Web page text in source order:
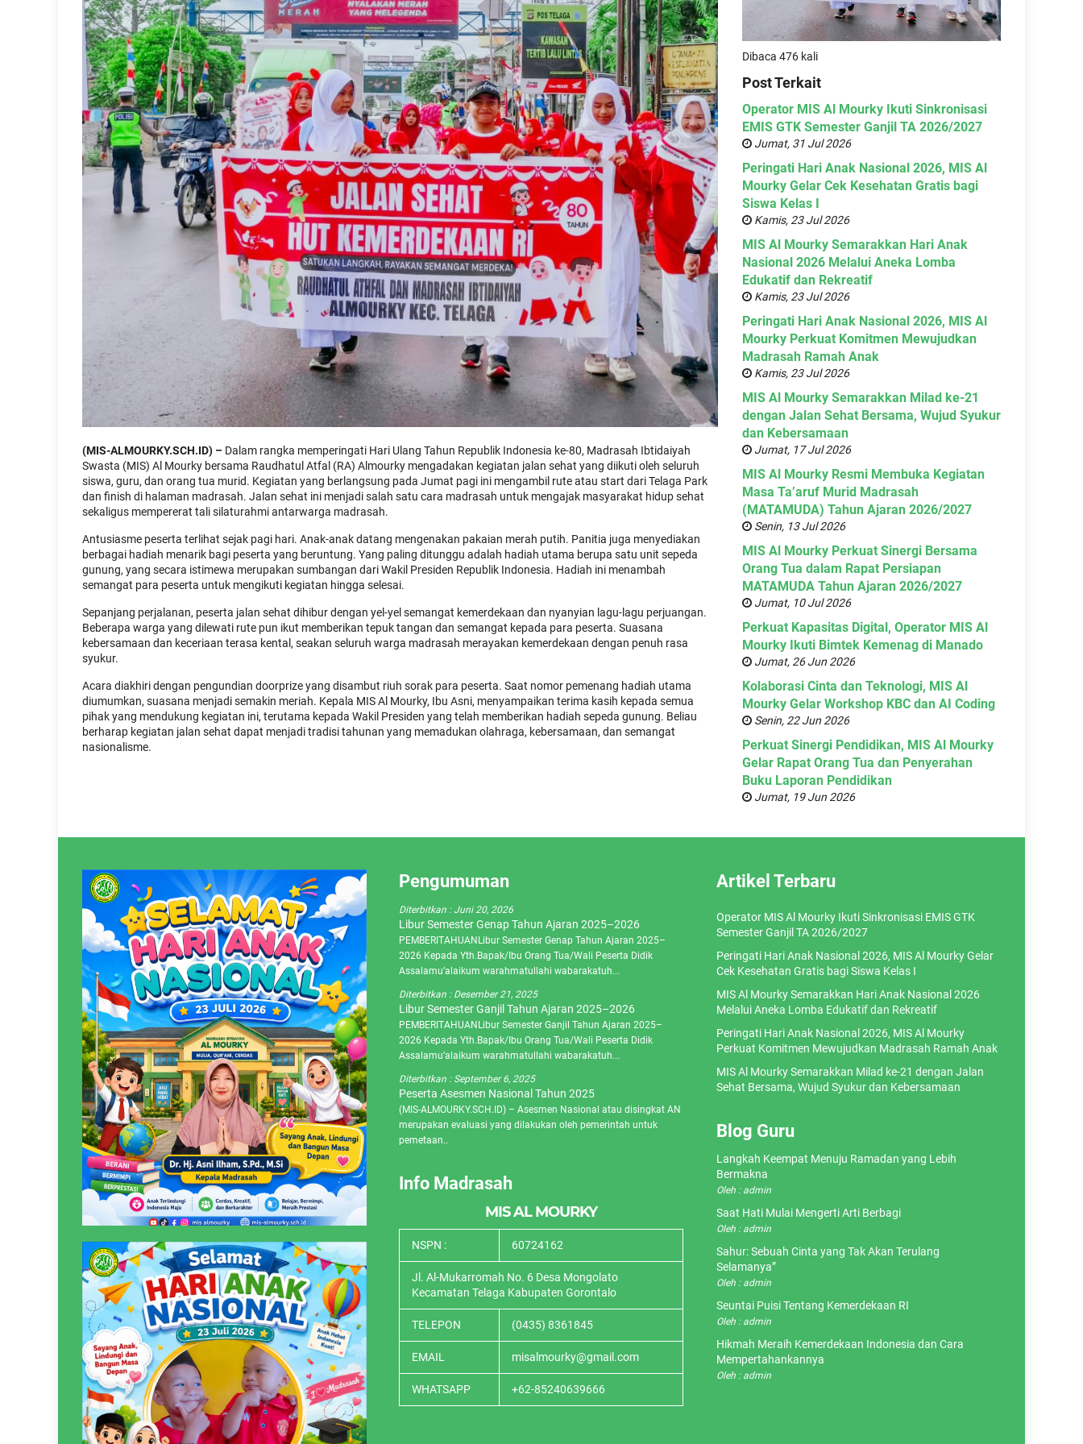
(MIS-ALMOURKY.SCH.ID) – Dalam rangka memperingati Hari Ulang Tahun Republik Indonesia ke-80, Madrasah Ibtidaiyah
Swasta (MIS) Al Mourky bersama Raudhatul Atfal (RA) Almourky mengadakan kegiatan jalan sehat yang diikuti oleh seluruh
siswa, guru, dan orang tua murid. Kegiatan yang berlangsung pada Jumat pagi ini mengambil rute atau start dari Telaga Park
dan finish di halaman madrasah. Jalan sehat ini menjadi salah satu cara madrasah untuk mengajak masyarakat hidup sehat
sekaligus mempererat tali silaturahmi antarwarga madrasah.
Antusiasme peserta terlihat sejak pagi hari. Anak-anak datang mengenakan pakaian merah putih. Panitia juga menyediakan
berbagai hadiah menarik bagi peserta yang beruntung. Yang paling ditunggu adalah hadiah utama berupa satu unit sepeda
gunung, yang secara istimewa merupakan sumbangan dari Wakil Presiden Republik Indonesia. Hadiah ini menambah
semangat para peserta untuk mengikuti kegiatan hingga selesai.
Sepanjang perjalanan, peserta jalan sehat dihibur dengan yel-yel semangat kemerdekaan dan nyanyian lagu-lagu perjuangan.
Beberapa warga yang dilewati rute pun ikut memberikan tepuk tangan dan semangat kepada para peserta. Suasana
kebersamaan dan keceriaan terasa kental, seakan seluruh warga madrasah merayakan kemerdekaan dengan penuh rasa
syukur.
Acara diakhiri dengan pengundian doorprize yang disambut riuh sorak para peserta. Saat nomor pemenang hadiah utama
diumumkan, suasana menjadi semakin meriah. Kepala MIS Al Mourky, Ibu Asni, menyampaikan terima kasih kepada semua
pihak yang mendukung kegiatan ini, terutama kepada Wakil Presiden yang telah memberikan hadiah sepeda gunung. Beliau
berharap kegiatan jalan sehat dapat menjadi tradisi tahunan yang memadukan olahraga, kebersamaan, dan semangat
nasionalisme.
Dibaca 476 kali
Post Terkait
Operator MIS Al Mourky Ikuti Sinkronisasi
EMIS GTK Semester Ganjil TA 2026/2027
Jumat, 31 Jul 2026
Peringati Hari Anak Nasional 2026, MIS Al
Mourky Gelar Cek Kesehatan Gratis bagi
Siswa Kelas I
Kamis, 23 Jul 2026
MIS Al Mourky Semarakkan Hari Anak
Nasional 2026 Melalui Aneka Lomba
Edukatif dan Rekreatif
Kamis, 23 Jul 2026
Peringati Hari Anak Nasional 2026, MIS Al
Mourky Perkuat Komitmen Mewujudkan
Madrasah Ramah Anak
Kamis, 23 Jul 2026
MIS Al Mourky Semarakkan Milad ke-21
dengan Jalan Sehat Bersama, Wujud Syukur
dan Kebersamaan
Jumat, 17 Jul 2026
MIS Al Mourky Resmi Membuka Kegiatan
Masa Ta’aruf Murid Madrasah
(MATAMUDA) Tahun Ajaran 2026/2027
Senin, 13 Jul 2026
MIS Al Mourky Perkuat Sinergi Bersama
Orang Tua dalam Rapat Persiapan
MATAMUDA Tahun Ajaran 2026/2027
Jumat, 10 Jul 2026
Perkuat Kapasitas Digital, Operator MIS Al
Mourky Ikuti Bimtek Kemenag di Manado
Jumat, 26 Jun 2026
Kolaborasi Cinta dan Teknologi, MIS Al
Mourky Gelar Workshop KBC dan AI Coding
Senin, 22 Jun 2026
Perkuat Sinergi Pendidikan, MIS Al Mourky
Gelar Rapat Orang Tua dan Penyerahan
Buku Laporan Pendidikan
Jumat, 19 Jun 2026
Pengumuman
Diterbitkan :Juni 20, 2026
Libur Semester Genap Tahun Ajaran 2025–2026
PEMBERITAHUANLibur Semester Genap Tahun Ajaran 2025–
2026 Kepada Yth.Bapak/Ibu Orang Tua/Wali Peserta Didik
Assalamu’alaikum warahmatullahi wabarakatuh...
Diterbitkan : Desember 21, 2025
Libur Semester Ganjil Tahun Ajaran 2025–2026
PEMBERITAHUANLibur Semester Ganjil Tahun Ajaran 2025–
2026 Kepada Yth.Bapak/Ibu Orang Tua/Wali Peserta Didik
Assalamu’alaikum warahmatullahi wabarakatuh...
Diterbitkan : September 6, 2025
Peserta Asesmen Nasional Tahun 2025
(MIS-ALMOURKY.SCH.ID) – Asesmen Nasional atau disingkat AN
merupakan evaluasi yang dilakukan oleh pemerintah untuk
pemetaan..
Info Madrasah
MIS AL MOURKY
NSPN : 60724162
Jl. Al-Mukarromah No. 6 Desa Mongolato
Kecamatan Telaga Kabupaten Gorontalo
TELEPON (0435) 8361845
EMAIL misalmourky@gmail.com
WHATSAPP +62-85240639666
Artikel Terbaru
Operator MIS Al Mourky Ikuti Sinkronisasi EMIS GTK
Semester Ganjil TA 2026/2027
Peringati Hari Anak Nasional 2026, MIS Al Mourky Gelar
Cek Kesehatan Gratis bagi Siswa Kelas I
MIS Al Mourky Semarakkan Hari Anak Nasional 2026
Melalui Aneka Lomba Edukatif dan Rekreatif
Peringati Hari Anak Nasional 2026, MIS Al Mourky
Perkuat Komitmen Mewujudkan Madrasah Ramah Anak
MIS Al Mourky Semarakkan Milad ke-21 dengan Jalan
Sehat Bersama, Wujud Syukur dan Kebersamaan
Blog Guru
Langkah Keempat Menuju Ramadan yang Lebih
Bermakna
Oleh : admin
Saat Hati Mulai Mengerti Arti Berbagi
Oleh : admin
Sahur: Sebuah Cinta yang Tak Akan Terulang
Selamanya”
Oleh : admin
Seuntai Puisi Tentang Kemerdekaan RI
Oleh : admin
Hikmah Meraih Kemerdekaan Indonesia dan Cara
Mempertahankannya
Oleh : admin